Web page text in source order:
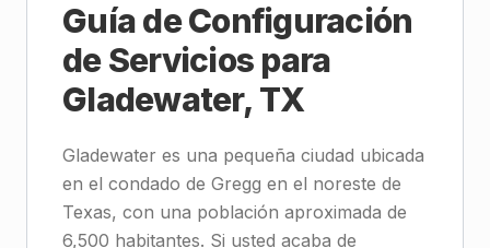
Guía de Configuración
de Servicios para
Gladewater, TX
Gladewater es una pequeña ciudad ubicada
en el condado de Gregg en el noreste de
Texas, con una población aproximada de
6,500 habitantes. Si usted acaba de